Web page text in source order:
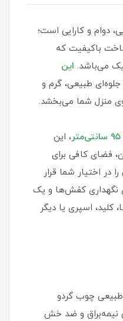
دوام و کارایی است؛
باکیفیت که
می‌باشد. این
جلوه‌ای طبیعی، گرم و
منزل شما می‌بخشد.
، این
فضای کافی برای
در اختیار شما قرار
نگهداری کفش‌ها و یک
کلید، اسپری یا دیگر
نیمه‌براق و ضد خش